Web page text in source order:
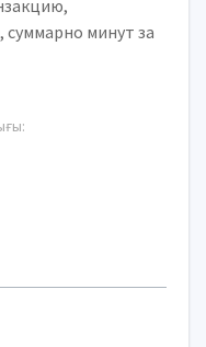
минут за